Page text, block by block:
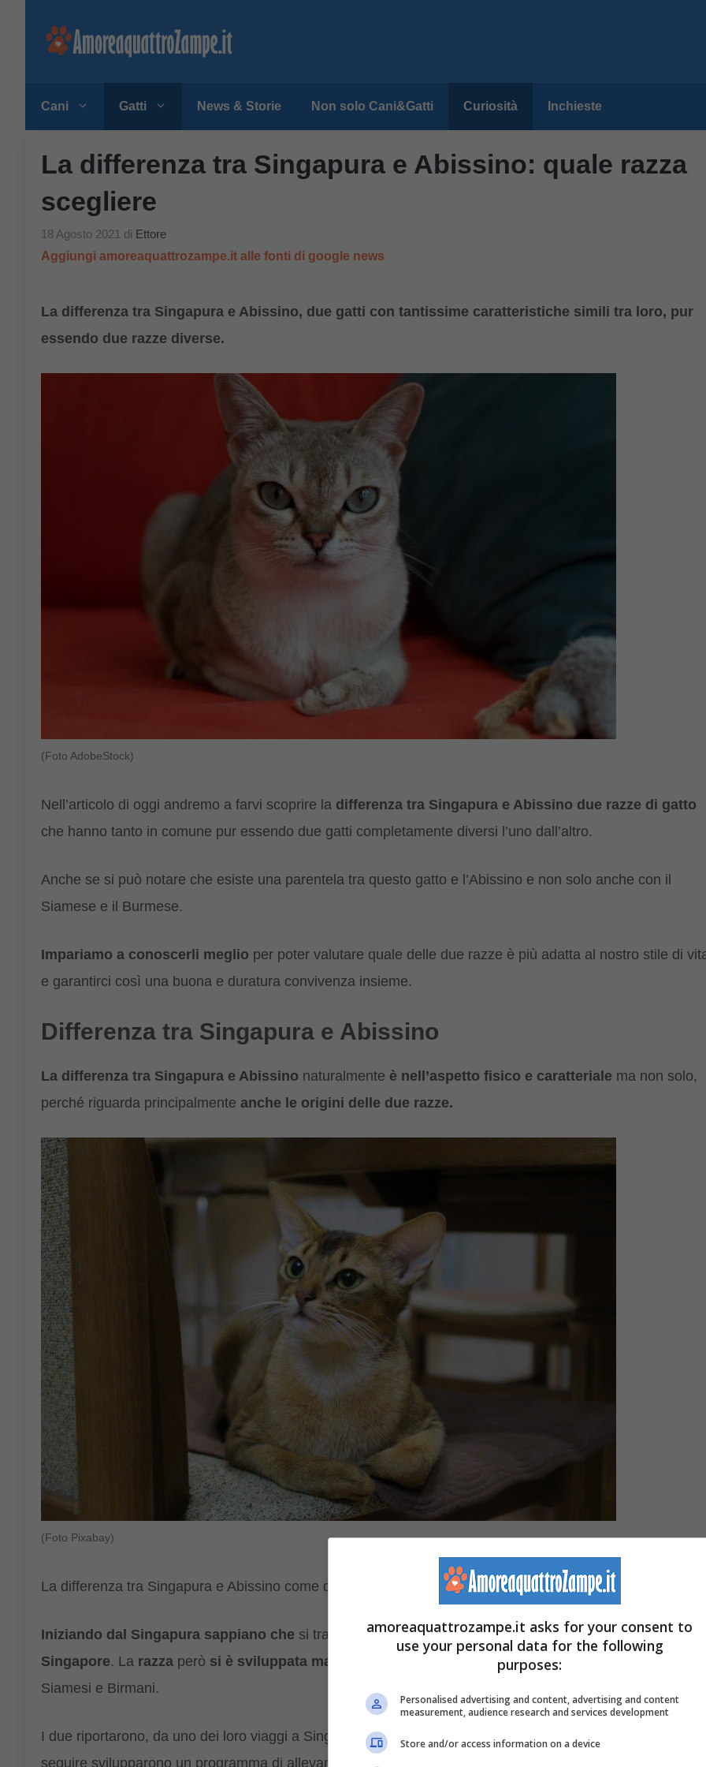
Cani Gatti News & Storie Non solo Cani&Gatti Curiosità Inchieste
La differenza tra Singapura e Abissino: quale razza
scegliere
18 Agosto 2021 di Ettore
Aggiungi amoreaquattrozampe.it alle fonti di google news
La differenza tra Singapura e Abissino, due gatti con tantissime caratteristiche simili tra loro, pur
essendo due razze diverse.
(Foto AdobeStock)
Nell’articolo di oggi andremo a farvi scoprire la differenza tra Singapura e Abissino due razze di gatto
che hanno tanto in comune pur essendo due gatti completamente diversi l’uno dall’altro.
Anche se si può notare che esiste una parentela tra questo gatto e l’Abissino e non solo anche con il
Siamese e il Burmese.
Impariamo a conoscerli meglio per poter valutare quale delle due razze è più adatta al nostro stile di
e garantirci così una buona e duratura convivenza insieme.
Differenza tra Singapura e Abissino
La differenza tra Singapura e Abissino naturalmente è nell’aspetto fisico e caratteriale ma non solo,
perché riguarda principalmente anche le origini delle due razze.
(Foto Pixabay)
La differenza tra Singapura e Abissino come dicevamo può ben cominciare dalle origini.
Iniziando dal Singapura sappiano che si tratta di un gatto chenasce come già lo si intuisce dal nome,
Singapore. La razza però si è sviluppata maggiormente negli Usa
, grazie a due allevatori americani di
Siamesi e Birmani.
I due riportarono, da uno dei loro viaggi a Singapore, degli esemplari di gatti color avorio e negli anni a
seguire svilupparono un programma di allevamento, consultando i genetisti britannici.
amoreaquattrozampe.it asks for your consent to
use your personal data for the following
purposes:
Personalised advertising and content, advertising and content
measurement, audience research and services development
Store and/or access information on a device